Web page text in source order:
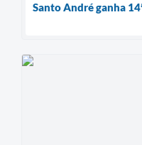
Santo André ganha